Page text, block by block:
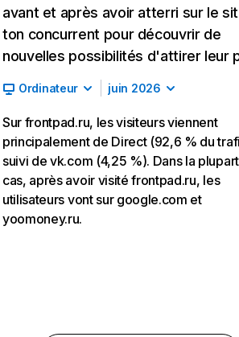
avant et après avoir atterri sur le
ton concurrent pour découvrir de
nouvelles possibilités d'attirer leur
Ordinateur juin 2026
Sur frontpad.ru, les visiteurs viennent
principalement de Direct (92,6 % du
suivi de vk.com (4,25 %). Dans la
cas, après avoir visité frontpad.ru, les
utilisateurs vont sur google.com et
yoomoney.ru.